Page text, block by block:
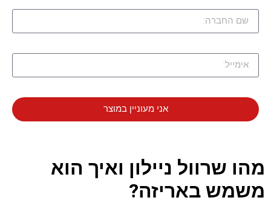
אני מעוניין במוצר
מהו שרוול ניילון ואיך הוא
משמש באריזה?